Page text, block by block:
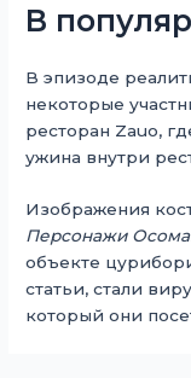
В
В эпизоде
некоторые
ресторан Zauo,
ужина внутри
Изображения
Персонажи
объекте
статьи, стали
который они